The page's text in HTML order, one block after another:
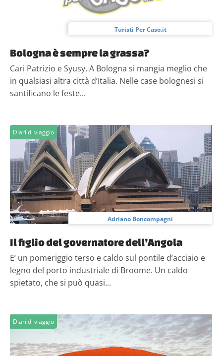
Turisti Per Caso.it
Bologna è sempre la grassa?
Cari Patrizio e Syusy, A Bologna si mangia meglio che
in qualsiasi altra città d’Italia. Nelle case bolognesi si
santificano le feste...
Diari di viaggio
Adriano Boncompagni
Il figlio del governatore dell’Angola
E’ un pomeriggio terso e caldo sul pontile d’acciaio e
legno del porto industriale di Broome. Un caldo
spietato, che si può quasi...
Diari di viaggio